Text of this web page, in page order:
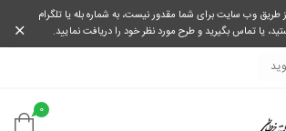
طریق وب سایت برای شما مقدور نیست، به شماره بله یا تلگرام
0